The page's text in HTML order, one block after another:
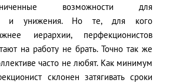
возможности для
и унижения. Но те, для кого
иерархии, перфекционистов
на работу не брать. Точно так же
часто не любят. Как минимум
склонен затягивать сроки